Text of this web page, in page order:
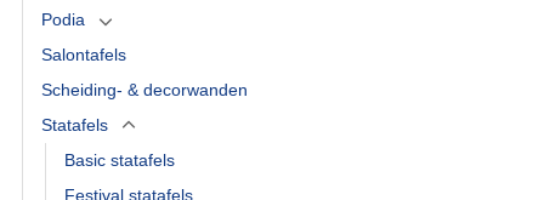
Podia
Salontafels
Scheiding- & decorwanden
Statafels
Basic statafels
Festival statafels